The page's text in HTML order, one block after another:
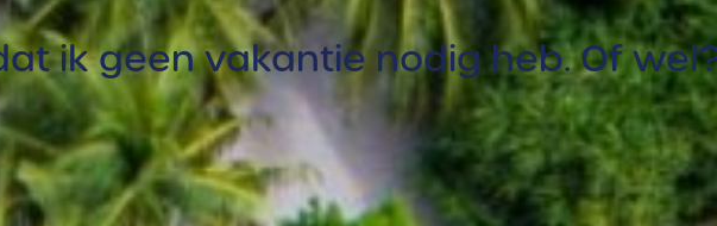
ik geen vakantie nodig heb. Of